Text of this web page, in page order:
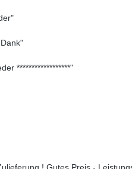
******************"